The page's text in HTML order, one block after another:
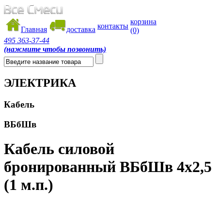
Главная доставка контакты
корзина
(0)
495 363-37-44
(нажмите чтобы позвонить)
ЭЛЕКТРИКА
Кабель
ВБбШв
Кабель силовой
бронированный ВБбШв 4х2,5
(1 м.п.)